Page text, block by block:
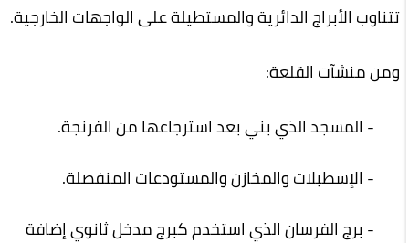
الأبراج الدائرية والمستطيلة على الواجهات الخارجية.
منشآت القلعة:
المسجد الذي بني بعد استرجاعها من الفرنجة.
الإسطبلات والمخازن والمستودعات المنفصلة.
برج الفرسان الذي استخدم كبرج مدخل ثانوي إضافة